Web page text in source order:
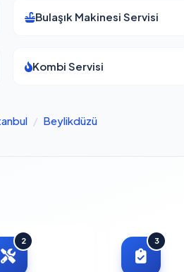
Bulaşık Makinesi Servisi
Kombi Servisi
/ Beylikdüzü
2 3